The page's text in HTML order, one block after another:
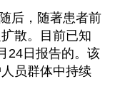
后，随著患者前
散。目前已知
24日报告的。该
员群体中持续